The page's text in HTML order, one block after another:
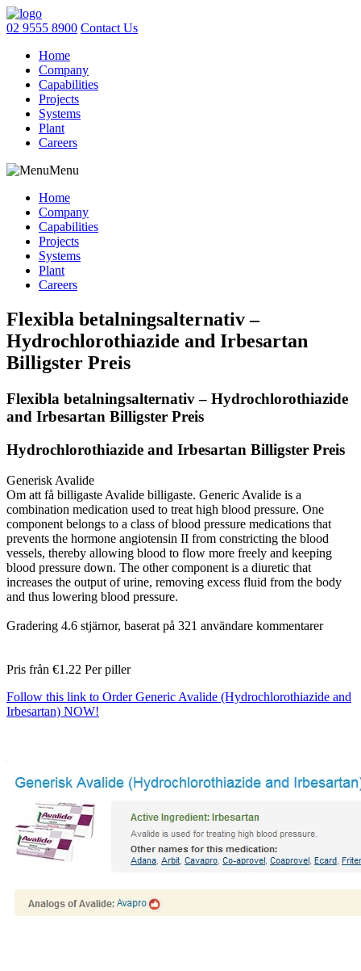
02 9555 8900 Contact Us
Home
Company
Capabilities
Projects
Systems
Plant
Careers
Menu
Home
Company
Capabilities
Projects
Systems
Plant
Careers
Flexibla betalningsalternativ –
Hydrochlorothiazide and Irbesartan
Billigster Preis
Flexibla betalningsalternativ – Hydrochlorothiazide
and Irbesartan Billigster Preis
Hydrochlorothiazide and Irbesartan Billigster Preis
Generisk Avalide
Om att få billigaste Avalide billigaste. Generic Avalide is a
combination medication used to treat high blood pressure. One
component belongs to a class of blood pressure medications that
prevents the hormone angiotensin II from constricting the blood
vessels, thereby allowing blood to flow more freely and keeping
blood pressure down. The other component is a diuretic that
increases the output of urine, removing excess fluid from the body
and thus lowering blood pressure.
Gradering 4.6 stjärnor, baserat på 321 användare kommentarer
Pris från €1.22 Per piller
Follow this link to Order Generic Avalide (Hydrochlorothiazide and
Irbesartan) NOW!